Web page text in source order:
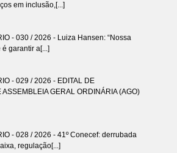
em inclusão,[...]
- 030 / 2026 - Luiza Hansen: “Nossa
garantir a[...]
- 029 / 2026 - EDITAL DE
GERAL ORDINÁRIA (AGO)
- 028 / 2026 - 41º Conecef: derrubada
regulação[...]